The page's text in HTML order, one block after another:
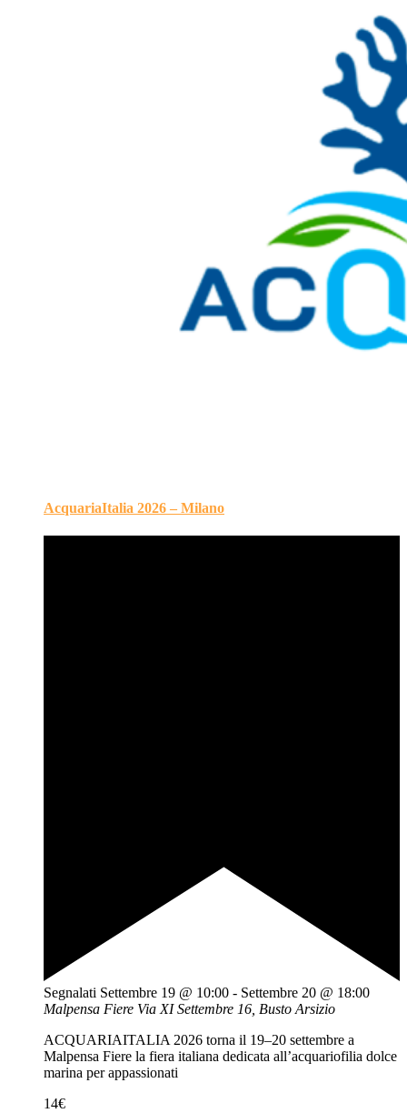
AcquariaItalia 2026 – Milano
Segnalati Settembre 19 @ 10:00 - Settembre 20 @ 18:00
Malpensa Fiere Via XI Settembre 16, Busto Arsizio
ACQUARIAITALIA 2026 torna il 19–20 settembre a
Malpensa Fiere la fiera italiana dedicata all’acquariofilia dolce
marina per appassionati
14€